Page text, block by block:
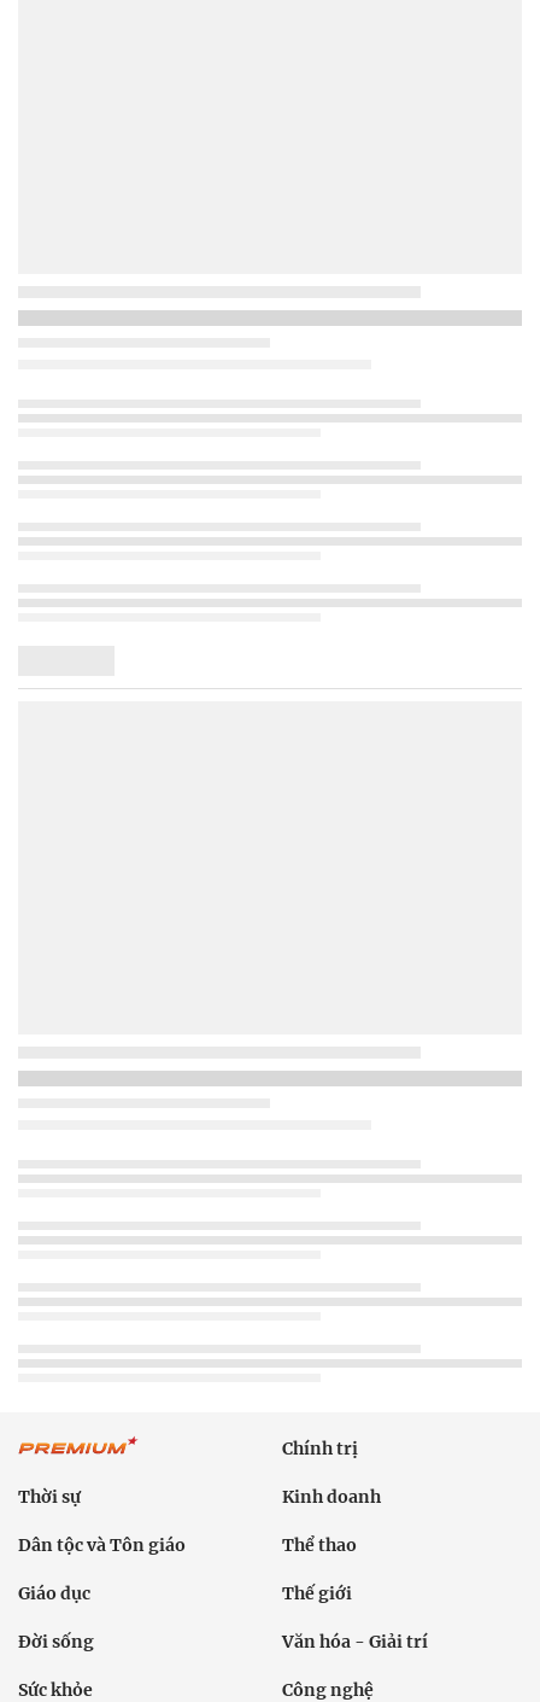
Chính trị
Thời sự Kinh doanh
Dân tộc và Tôn giáo Thể thao
Giáo dục Thế giới
Đời sống Văn hóa - Giải trí
Sức khỏe Công nghệ